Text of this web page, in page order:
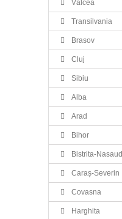
Vâlcea
Transilvania
Brasov
Cluj
Sibiu
Alba
Arad
Bihor
Bistrita-Nasaud
Caraș-Severin
Covasna
Harghita